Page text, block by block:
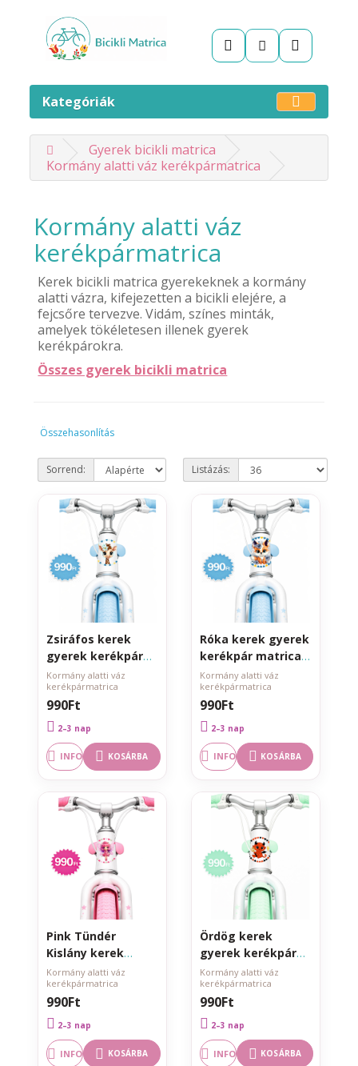
Kategóriák
Gyerek bicikli matrica
Kormány alatti váz kerékpármatrica
Kormány alatti váz
kerékpármatrica
Kerek bicikli matrica gyerekeknek a kormány
alatti vázra, kifejezetten a bicikli elejére, a
fejcsőre tervezve. Vidám, színes minták,
amelyek tökéletesen illenek gyerek
kerékpárokra.
Összes gyerek bicikli matrica
Összehasonlítás
Sorrend: Listázás:
Zsiráfos kerek
gyerek kerékpár
matrica kormány
alatti vázra
Kormány alatti váz
kerékpármatrica
990Ft
2–3 nap
INFO KOSÁRBA
Róka kerek gyerek
kerékpár matrica
kormány alatti
vázra
Kormány alatti váz
kerékpármatrica
990Ft
2–3 nap
INFO KOSÁRBA
Pink Tündér
Kislány kerek
gyerek kerékpár
matrica kormány
alatti vázra
Kormány alatti váz
kerékpármatrica
990Ft
2–3 nap
INFO KOSÁRBA
Ördög kerek
gyerek kerékpár
matrica kormány
alatti vázra
Kormány alatti váz
kerékpármatrica
990Ft
2–3 nap
INFO KOSÁRBA